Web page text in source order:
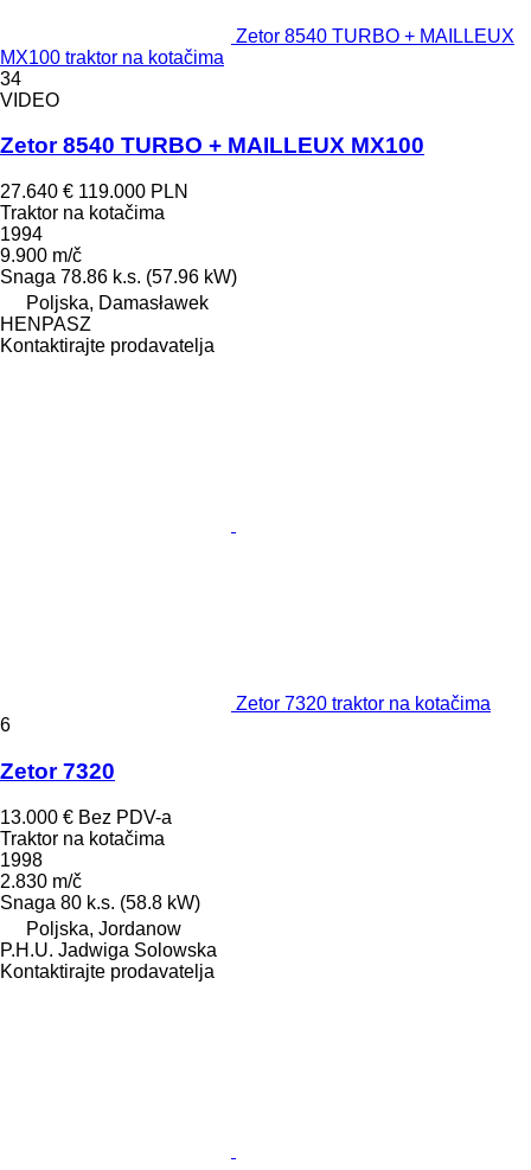
Zetor 8540 TURBO + MAILLEUX
MX100 traktor na kotačima
34
VIDEO
Zetor 8540 TURBO + MAILLEUX MX100
27.640 € 119.000 PLN
Traktor na kotačima
1994
9.900 m/č
Snaga 78.86 k.s. (57.96 kW)
Poljska, Damasławek
HENPASZ
Kontaktirajte prodavatelja
Zetor 7320 traktor na kotačima
6
Zetor 7320
13.000 € Bez PDV-a
Traktor na kotačima
1998
2.830 m/č
Snaga 80 k.s. (58.8 kW)
Poljska, Jordanow
P.H.U. Jadwiga Solowska
Kontaktirajte prodavatelja